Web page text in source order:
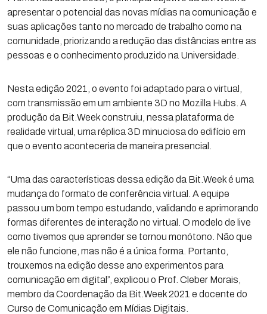
apresentar o potencial das novas mídias na comunicação e
suas aplicações tanto no mercado de trabalho como na
comunidade, priorizando a redução das distâncias entre as
pessoas e o conhecimento produzido na Universidade.
Nesta edição 2021, o evento foi adaptado para o virtual,
com transmissão em um ambiente 3D no Mozilla Hubs. A
produção da Bit.Week construiu, nessa plataforma de
realidade virtual, uma réplica 3D minuciosa do edifício em
que o evento aconteceria de maneira presencial.
“Uma das características dessa edição da Bit.Week é uma
mudança do formato de conferência virtual. A equipe
passou um bom tempo estudando, validando e aprimorando
formas diferentes de interação no virtual. O modelo de live
como tivemos que aprender se tornou monótono. Não que
ele não funcione, mas não é a única forma. Portanto,
trouxemos na edição desse ano experimentos para
comunicação em digital”, explicou o Prof. Cleber Morais,
membro da Coordenação da Bit.Week 2021 e docente do
Curso de Comunicação em Mídias Digitais.